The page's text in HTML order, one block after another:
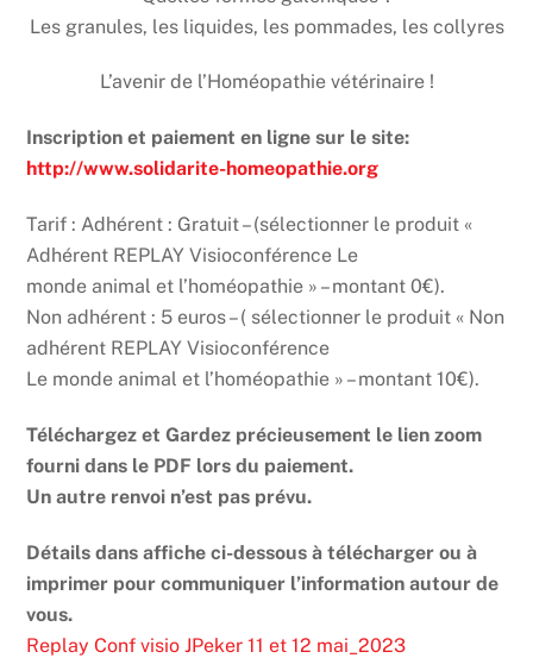
Les granules, les liquides, les pommades, les collyres
L’avenir de l’Homéopathie vétérinaire !
Inscription et paiement en ligne sur le site:
http://www.solidarite-homeopathie.org
Tarif : Adhérent : Gratuit – (sélectionner le produit «
Adhérent REPLAY Visioconférence Le
monde animal et l’homéopathie » – montant 0€).
Non adhérent : 5 euros – ( sélectionner le produit « Non
adhérent REPLAY Visioconférence
Le monde animal et l’homéopathie » – montant 10€).
Téléchargez et Gardez précieusement le lien zoom
fourni dans le PDF lors du paiement.
Un autre renvoi n’est pas prévu.
Détails dans affiche ci-dessous à télécharger ou à
imprimer pour communiquer l’information autour de
vous.
Replay Conf visio JPeker 11 et 12 mai_2023